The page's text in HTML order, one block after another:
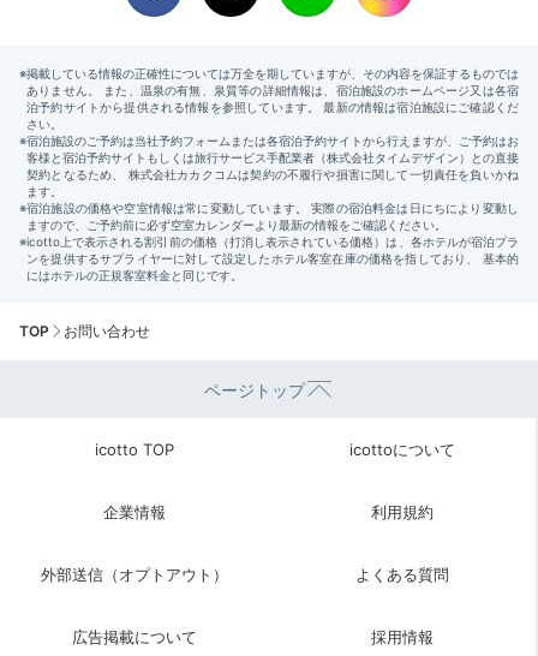
TOP お問い合わせ
ページトップ
icotto TOP icottoについて
企業情報 利用規約
外部送信（オプトアウト） よくある質問
広告掲載について 採用情報